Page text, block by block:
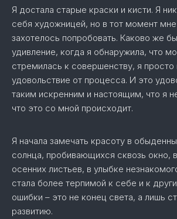
Я достала старые краски и кисти. Я
себя художницей, но в тот момент
захотелось попробовать. Каково же
удивление, когда я обнаружила, что
стремилась к совершенству, я просто
удовольствие от процесса. И это
таким искренним и настоящим, что я
что это со мной происходит.
Я начала замечать красоту в
солнца, пробивающихся сквозь окно,
осенних листьев, в улыбке
стала более терпимой к себе и к
ошибки – это не конец света, а лишь
развитию.